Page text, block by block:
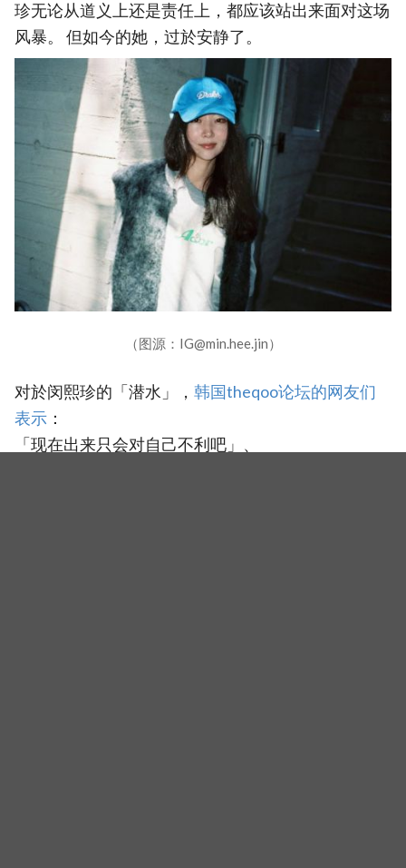
珍无论从道义上还是责任上，都应该站出来面对这场
风暴。 但如今的她，过於安静了。
（图源：IG@min.hee.jin）
对於闵熙珍的「潜水」， 韩国theqoo论坛的网友们
表示 ：
「现在出来只会对自己不利吧」、